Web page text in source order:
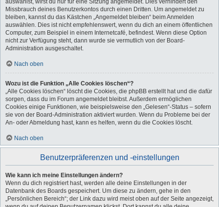
auswählst, wirst du nur für eine Sitzung angemeldet. Dies verhindert den
Missbrauch deines Benutzerkontos durch einen Dritten. Um angemeldet zu
bleiben, kannst du das Kästchen „Angemeldet bleiben“ beim Anmelden
auswählen. Dies ist nicht empfehlenswert, wenn du dich an einem öffentlichen
Computer, zum Beispiel in einem Internetcafé, befindest. Wenn diese Option
nicht zur Verfügung steht, dann wurde sie vermutlich von der Board-
Administration ausgeschaltet.
Nach oben
Wozu ist die Funktion „Alle Cookies löschen“?
„Alle Cookies löschen“ löscht die Cookies, die phpBB erstellt hat und die dafür
sorgen, dass du im Forum angemeldet bleibst. Außerdem ermöglichen
Cookies einige Funktionen, wie beispielsweise den „Gelesen“-Status – sofern
sie von der Board-Administration aktiviert wurden. Wenn du Probleme bei der
An- oder Abmeldung hast, kann es helfen, wenn du die Cookies löscht.
Nach oben
Benutzerpräferenzen und -einstellungen
Wie kann ich meine Einstellungen ändern?
Wenn du dich registriert hast, werden alle deine Einstellungen in der
Datenbank des Boards gespeichert. Um diese zu ändern, gehe in den
„Persönlichen Bereich“; der Link dazu wird meist oben auf der Seite angezeigt,